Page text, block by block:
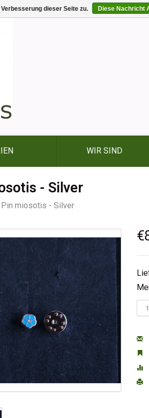
WIR SIND
- Silver
Pin miosotis - Silver
dieser Seite zu. Diese Nachricht